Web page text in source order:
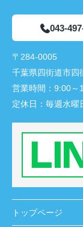
043-
〒284-0005
千葉県四街道市四
営業時間： 9:00～
定休日： 毎週水曜
トップページ